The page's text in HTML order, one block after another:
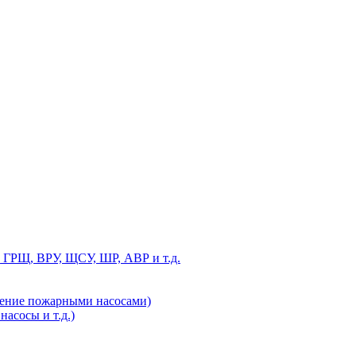
ГРЩ, ВРУ, ЩСУ, ШР, АВР и т.д.
пожарными насосами)
и т.д.)